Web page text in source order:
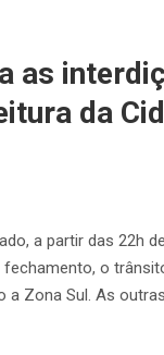
as
da
a partir das 22h
o
a Zona Sul. As